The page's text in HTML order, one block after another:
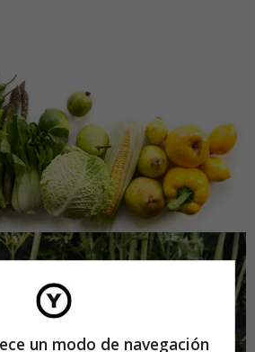
un modo de navegación